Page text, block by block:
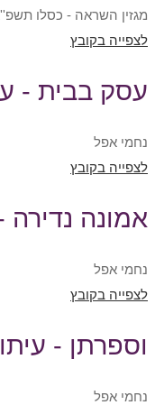
מגזין השראה - כסלו
לצפייה בקובץ
עסק בבית -
נחמי אפל
לצפייה בקובץ
אמונה נדירה
נחמי אפל
לצפייה בקובץ
וספרתן -
נחמי אפל